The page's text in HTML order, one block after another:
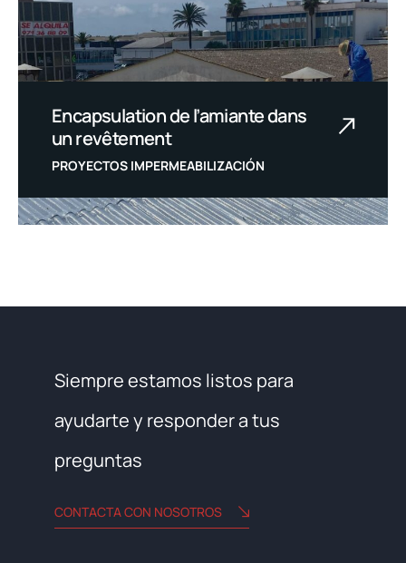
Encapsulation de l’amiante dans
un revêtement
PROYECTOS IMPERMEABILIZACIÓN
Siempre estamos listos para
ayudarte y responder a tus
preguntas
CONTACTA CON NOSOTROS